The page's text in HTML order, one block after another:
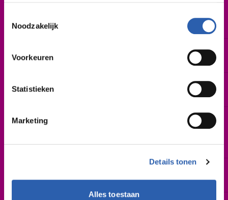
We werken samen met
die uw gegevens
Noodzakelijk
Voorkeuren
Statistieken
Marketing
Details tonen
Alles toestaan
BOL versneld / 4
2 jaar
Startdatum
Augustus 2026 | februari 2027
Leslocatie(s)
Gieterij 200, Hengelo
Van Galenstraat 20, Enschede
2027-2028